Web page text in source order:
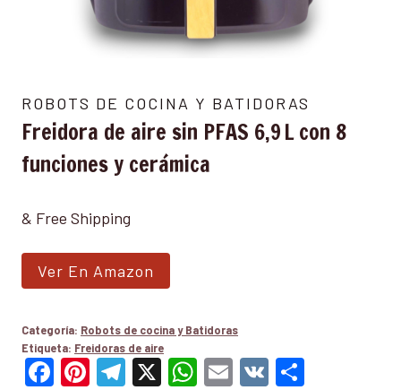
ROBOTS DE COCINA Y BATIDORAS
Freidora de aire sin PFAS 6,9 L con 8
funciones y cerámica
& Free Shipping
Ver En Amazon
Categoría: Robots de cocina y Batidoras
Etiqueta: Freidoras de aire
Facebook
Pinterest
Telegram
X WhatsApp
Email
VK